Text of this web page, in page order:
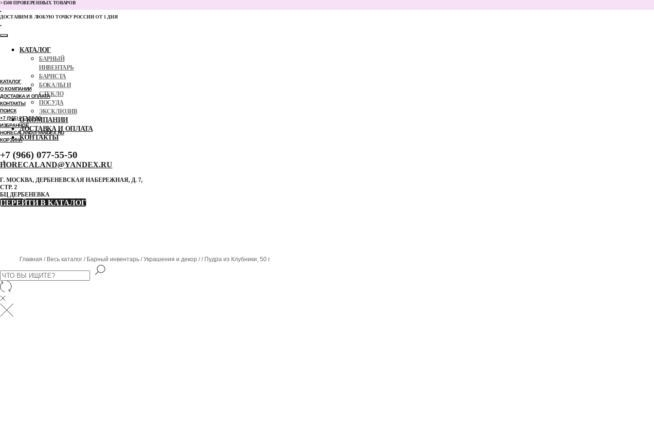
>1500 ПРОВЕРЕННЫХ ТОВАРОВ
ДОСТАВИМ В ЛЮБУЮ ТОЧКУ РОССИИ ОТ 1 ДНЯ
КАТАЛОГ
О КОМПАНИИ
ДОСТАВКА И ОПЛАТА
КОНТАКТЫ
ПОИСК
+7 (966) 077-55-50
ИЗБРАННОЕ
HORECALAND@YANDEX.RU
КОРЗИНА
0
0
КАТАЛОГ
БАРНЫЙ
ИНВЕНТАРЬ
БАРИСТА
БОКАЛЫ И
СТЕКЛО
ПОСУДА
ЭКСКЛЮЗИВ
О КОМПАНИИ
ДОСТАВКА И ОПЛАТА
КОНТАКТЫ
+7 (966) 077-55-50
HORECALAND@YANDEX.RU
Г. МОСКВА, ДЕРБЕНЕВСКАЯ НАБЕРЕЖНАЯ, Д. 7,
СТР. 2
БЦ ДЕРБЕНЕВКА
ПЕРЕЙТИ В КАТАЛОГ
Главная Весь каталог Барный инвентарь Украшения и декор Пудра из Клубники, 50 г